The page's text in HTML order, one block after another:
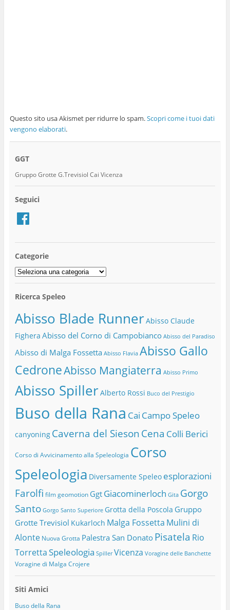
Questo sito usa Akismet per ridurre lo spam.Scopri come i tuoi dati
vengono elaborati.
GGT
Gruppo Grotte G.Trevisiol Cai Vicenza
Seguici
Facebook
Categorie
Categorie
Ricerca Speleo
Abisso Blade RunnerAbisso Claude
Fighera Abisso del Corno di Campobianco Abisso del Paradiso
Abisso di Malga Fossetta Abisso Flavia Abisso Gallo
CedroneAbisso Mangiaterra Abisso Primo
Abisso SpillerAlberto Rossi Buco del Prestigio
Buso della Rana Cai Campo Speleo
canyoning Caverna del Sieson Cena Colli Berici
Corso di Avvicinamento alla Speleologia Corso
Speleologia Diversamente Speleo esplorazioni
Farolfi film geomotion Ggt Giacominerloch Gita Gorgo
Santo Gorgo Santo Superiore Grotta della Poscola Gruppo
Grotte Trevisiol Kukarloch Malga Fossetta Mulini di
Alonte Nuova Grotta Palestra San Donato Pisatela Rio
TorrettaSpeleologia Spiller Vicenza Voragine delle Banchette
Voragine di Malga Crojere
Siti Amici
Buso della Rana